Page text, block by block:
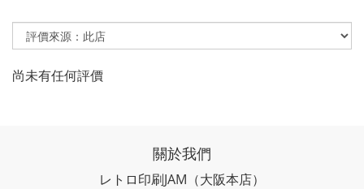
尚未有任何評價
關於我們
レトロ印刷JAM （大阪本店）